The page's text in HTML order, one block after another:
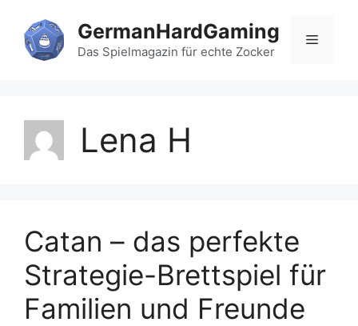
Inhalt
springen
GermanHardGaming
Das Spielmagazin für echte Zocker
Menü
Lena H
Catan – das perfekte
Strategie-Brettspiel für
Familien und Freunde